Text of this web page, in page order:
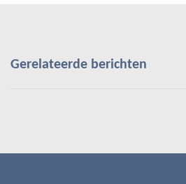
Gerelateerde berichten